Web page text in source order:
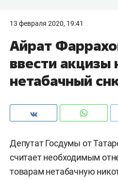
13 февраля 2020, 19:41
Айрат
ввести акцизы
нетабачный
Депутат Госдумы от
считает необходимым
товарам нетабачную